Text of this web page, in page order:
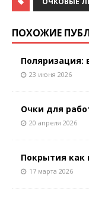
ПОХОЖИЕ
Поляризация:
23 июня 2026
Очки для
20 апреля 2026
Покрытия как
17 марта 2026